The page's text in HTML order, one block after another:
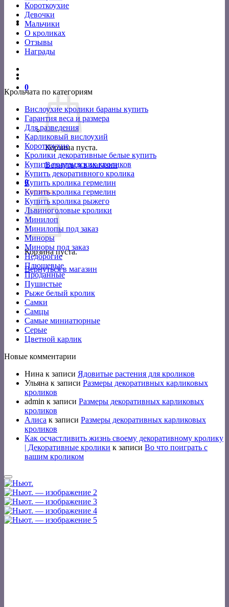
Короткоухие
Девочки
Мальчики
О кроликах
Отзывы
Награды
0
Корзина пуста.
Вернуться в магазин
0
Корзина
Корзина пуста.
Вернуться в магазин
Крольчата по категориям
Вислоухие кролики бараны купить
Гарантия веса и размера
Для разведения
Карликовый вислоухий
Короткоухие
Кролики декоративные белые купить
Купить голландских кроликов
Купить декоративного кролика
Купить кролика гермелин
Купить кролика гермелин
Купить кролика рыжего
Львиноголовые кролики
Минилоп
Минилопы под заказ
Миноры
Миноры под заказ
Недорогие
Плюшевые
Проданные
Пушистые
Рыже белый кролик
Самки
Самцы
Самые миниатюрные
Серые
Цветной карлик
Новые комментарии
Нина к записи Ядовитые растения для кроликов
Ульяна к записи Размеры декоративных карликовых
кроликов
admin к записи Размеры декоративных карликовых
кроликов
Алиса к записи Размеры декоративных карликовых
кроликов
Как осчастливить жизнь своему декоративному кролику
| Декоративные кролики к записи Во что поиграть с
вашим кроликом